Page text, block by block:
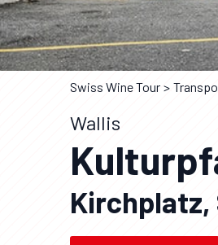
Swiss Wine Tour
Wallis
Kirchplatz,